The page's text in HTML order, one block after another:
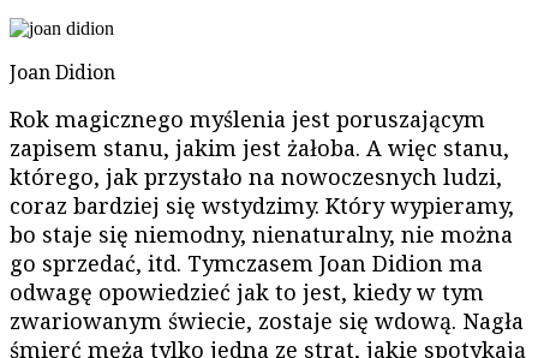
Joan Didion
Rok magicznego myślenia jest poruszającym
zapisem stanu, jakim jest żałoba. A więc stanu,
którego, jak przystało na nowoczesnych ludzi,
coraz bardziej się wstydzimy. Który wypieramy,
bo staje się niemodny, nienaturalny, nie można
go sprzedać, itd. Tymczasem Joan Didion ma
odwagę opowiedzieć jak to jest, kiedy w tym
zwariowanym świecie, zostaje się wdową. Nagła
śmierć męża tylko jedna ze strat, jakie spotykają